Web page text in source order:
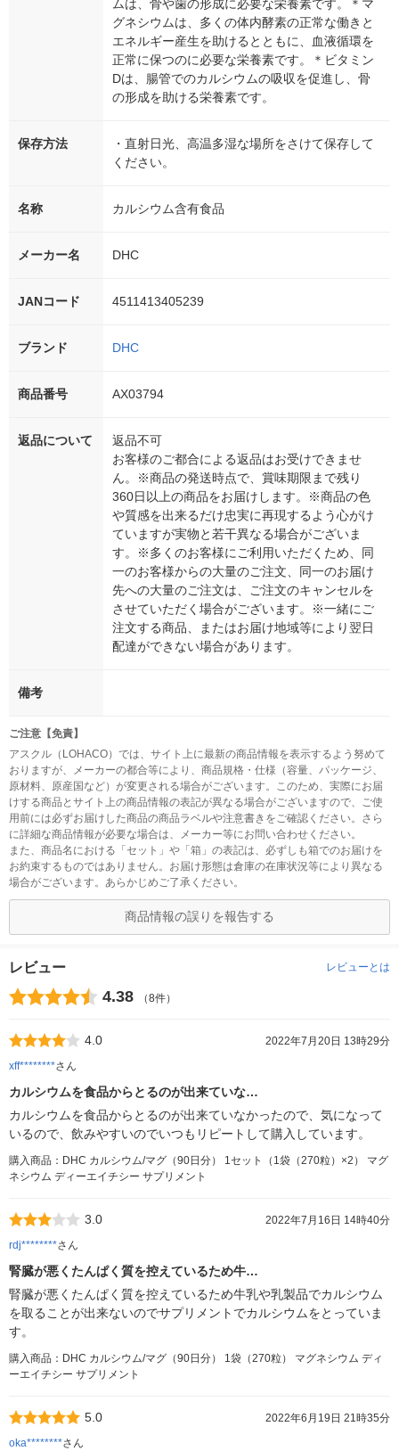
ムは、骨や歯の形成に必要な栄養素です。＊マ
グネシウムは、多くの体内酵素の正常な働きと
エネルギー産生を助けるとともに、血液循環を
正常に保つのに必要な栄養素です。＊ビタミン
Dは、腸管でのカルシウムの吸収を促進し、骨
の形成を助ける栄養素です。
保存方法
・直射日光、高温多湿な場所をさけて保存して
ください。
名称 カルシウム含有食品
メーカー名 DHC
JANコード 4511413405239
ブランド DHC
商品番号 AX03794
返品について
返品不可
お客様のご都合による返品はお受けできませ
ん。※商品の発送時点で、賞味期限まで残り
360日以上の商品をお届けします。※商品の色
や質感を出来るだけ忠実に再現するよう心がけ
ていますが実物と若干異なる場合がございま
す。※多くのお客様にご利用いただくため、同
一のお客様からの大量のご注文、同一のお届け
先への大量のご注文は、ご注文のキャンセルを
させていただく場合がございます。※一緒にご
注文する商品、またはお届け地域等により翌日
配達ができない場合があります。
備考
ご注意【免責】
アスクル（LOHACO）では、サイト上に最新の商品情報を表示するよう努めて
おりますが、メーカーの都合等により、商品規格・仕様（容量、パッケージ、
原材料、原産国など）が変更される場合がございます。このため、実際にお届
けする商品とサイト上の商品情報の表記が異なる場合がございますので、ご使
用前には必ずお届けした商品の商品ラベルや注意書きをご確認ください。さら
に詳細な商品情報が必要な場合は、メーカー等にお問い合わせください。
また、商品名における「セット」や「箱」の表記は、必ずしも箱でのお届けを
お約束するものではありません。お届け形態は倉庫の在庫状況等により異なる
場合がございます。あらかじめご了承ください。
商品情報の誤りを報告する
レビュー レビューとは
4.38 （8件）
4.0
2022年7月20日 13時29分
xff********さん
カルシウムを食品からとるのが出来ていな…
カルシウムを食品からとるのが出来ていなかったので、気になって
いるので、飲みやすいのでいつもリピートして購入しています。
購入商品：DHC カルシウム/マグ（90日分） 1セット（1袋（270粒）×2） マグ
ネシウム ディーエイチシー サプリメント
3.0
2022年7月16日 14時40分
rdj********さん
腎臓が悪くたんぱく質を控えているため牛…
腎臓が悪くたんぱく質を控えているため牛乳や乳製品でカルシウム
を取ることが出来ないのでサプリメントでカルシウムをとっていま
す。
購入商品：DHC カルシウム/マグ（90日分） 1袋（270粒） マグネシウム ディ
ーエイチシー サプリメント
5.0
2022年6月19日 21時35分
oka********さん